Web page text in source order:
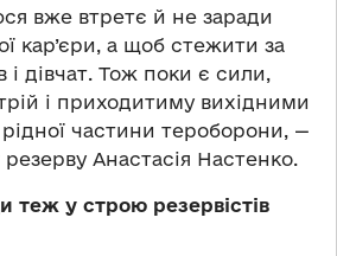
вже втретє й не заради
кар’єри, а щоб стежити за
і дівчат. Тож поки є сили,
і приходитиму вихідними
частини тероборони, —
Анастасія Настенко.
теж у строю резервістів